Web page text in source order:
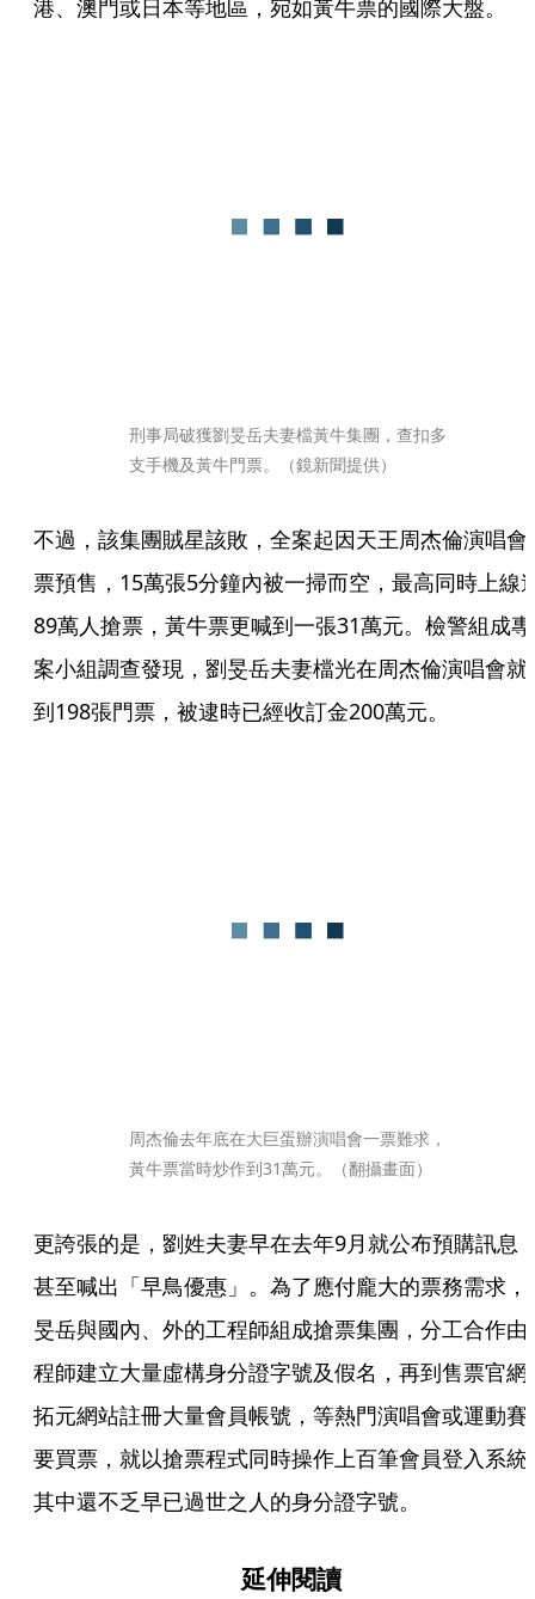
港、澳門或日本等地區，宛如黃牛票的國際大盤。
刑事局破獲劉旻岳夫妻檔黃牛集團，查扣多
支手機及黃牛門票。（鏡新聞提供）
不過，該集團賊星該敗，全案起因天王周杰倫演唱會
票預售，15萬張5分鐘內被一掃而空，最高同時上線
89萬人搶票，黃牛票更喊到一張31萬元。檢警組成專
案小組調查發現，劉旻岳夫妻檔光在周杰倫演唱會就
到198張門票，被逮時已經收訂金200萬元。
周杰倫去年底在大巨蛋辦演唱會一票難求，
黃牛票當時炒作到31萬元。（翻攝畫面）
更誇張的是，劉姓夫妻早在去年9月就公布預購訊息
甚至喊出「早鳥優惠」。為了應付龐大的票務需求，
旻岳與國內、外的工程師組成搶票集團，分工合作由
程師建立大量虛構身分證字號及假名，再到售票官網
拓元網站註冊大量會員帳號，等熱門演唱會或運動賽
要買票，就以搶票程式同時操作上百筆會員登入系統
其中還不乏早已過世之人的身分證字號。
延伸閱讀